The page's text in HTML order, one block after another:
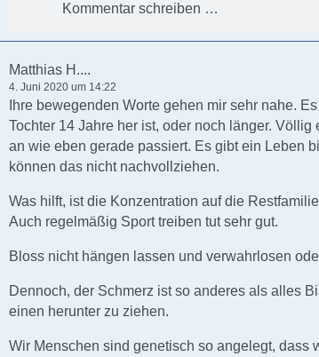
Kommentar schreiben …
Matthias H....
4. Juni 2020 um 14:22
Ihre bewegenden Worte gehen mir sehr nahe.
Tochter 14 Jahre her ist, oder noch länger.
an wie eben gerade passiert. Es gibt ein Leben
können das nicht nachvollziehen.
Was hilft, ist die Konzentration auf die
Auch regelmäßig Sport treiben tut sehr gut.
Bloss nicht hängen lassen und verwahrlosen
Dennoch, der Schmerz ist so anderes als alles
einen herunter zu ziehen.
Wir Menschen sind genetisch so angelegt, dass